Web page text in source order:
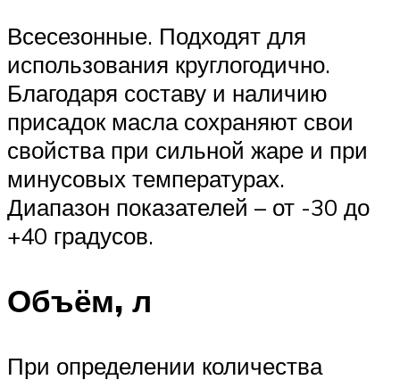
Всесезонные. Подходят для
использования круглогодично.
Благодаря составу и наличию
присадок масла сохраняют свои
свойства при сильной жаре и при
минусовых температурах.
Диапазон показателей – от -30 до
+40 градусов.
Объём, л
При определении количества